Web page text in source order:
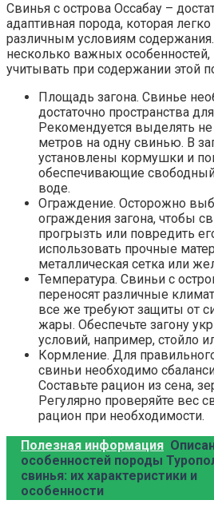
Свинья с острова Оссабау –
адаптивная порода, которая
различным условиям
несколько важных
учитывать при содержании этой
Площадь загона. Свинье
достаточно пространства
Рекомендуется выделять
метров на одну свинью. В
установлены кормушки и
обеспечивающие
воде.
Ограждение. Осторожно
ограждения загона, чтобы
прогрызть или повредить
использовать прочные
металлическая сетка или
Температура. Свиньи с
переносят различные
все же требуют защиты от
жары. Обеспечьте загону
условий, например, стойло
Кормление. Для
свиньи необходимо
Составьте рацион из сена,
Регулярно проверяйте вес
рацион при необходимости.
Полезная информация
особенностей породы
свинья: их характеристики и
особенности